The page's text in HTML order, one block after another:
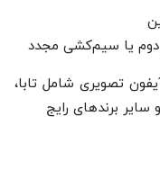
دوم یا سیم‌کشی مجدد
تصویری شامل تابا،
برندهای رایج